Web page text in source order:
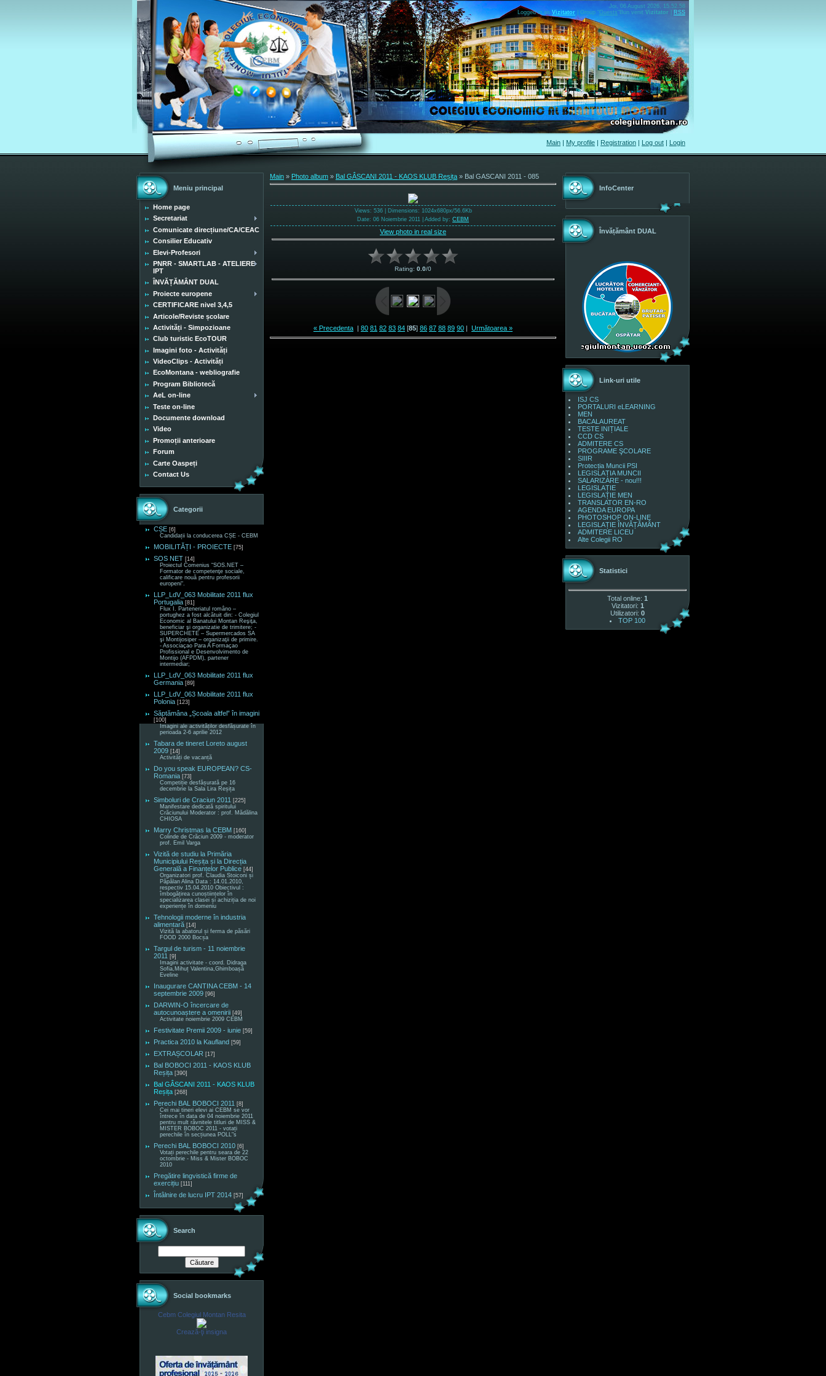
Joi, 06 August 2026, 15.52.58
Logged in as Vizitator Group "Guests" Bun venit Vizitator RSS
Main | My profile | Registration | Log out | Login
Meniu principal
Home page
Secretariat
Comunicate direcțiune/CA/CEAC
Consilier Educativ
Elevi-Profesori
PNRR - SMARTLAB - ATELIERE
IPT
ÎNVĂȚĂMÂNT DUAL
Proiecte europene
CERTIFICARE nivel 3,4,5
Articole/Reviste școlare
Activități - Simpozioane
Club turistic EcoTOUR
Imagini foto - Activități
VideoClips - Activități
EcoMontana - webliografie
Program Bibliotecă
AeL on-line
Teste on-line
Documente download
Video
Promoții anterioare
Forum
Carte Oaspeți
Contact Us
Categorii
CȘE [6]
Candidații la conducerea CȘE - CEBM
MOBILITĂȚI - PROIECTE [75]
SOS NET [14]
Proiectul Comenius “SOS.NET –
Formator de competenţe sociale,
calificare nouă pentru profesorii
europeni“.
LLP_LdV_063 Mobilitate 2011 flux
Portugalia [81]
Flux I. Parteneriatul româno –
portughez a fost alcătuit din: - Colegiul
Economic al Banatului Montan Reşiţa,
beneficiar şi organizatie de trimitere; -
SUPERCHETE – Supermercados SA
şi Montijosiper – organizaţii de primire.
- Associaçao Para A Formaçao
Profissional e Desenvolvimento de
Montijo (AFPDM), partener
intermediar;
LLP_LdV_063 Mobilitate 2011 flux
Germania [89]
LLP_LdV_063 Mobilitate 2011 flux
Polonia [123]
Săptămâna „Școala altfel” în imagini
[100]
Imagini ale activităților desfășurate în
perioada 2-6 aprilie 2012
Tabara de tineret Loreto august
2009 [14]
Activități de vacanță
Do you speak EUROPEAN? CS-
Romania [73]
Competiție desfășurată pe 16
decembrie la Sala Lira Reșița
Simboluri de Craciun 2011 [225]
Manifestare dedicată spiritului
Crăciunului Moderator : prof. Mădălina
CHIOSA
Marry Christmas la CEBM [160]
Colinde de Crăciun 2009 - moderator
prof. Emil Varga
Vizită de studiu la Primăria
Municipiului Reșița și la Direcția
Generală a Finanțelor Publice [44]
Organizatori prof. Claudia Stoiconi și
Păpălan Alina Data : 14.01.2010,
respectiv 15.04.2010 Obiectivul :
îmbogățirea cunoștiințelor în
specializarea clasei și achiziția de noi
experiențe în domeniu
Tehnologii moderne în industria
alimentară [14]
Vizită la abatorul și ferma de păsări
FOOD 2000 Bocșa
Targul de turism - 11 noiembrie
2011 [9]
Imagini activitate - coord. Didraga
Sofia,Mihuț Valentina,Ghimboașă
Eveline
Inaugurare CANTINA CEBM - 14
septembrie 2009 [96]
DARWIN-O încercare de
autocunoaștere a omenirii [49]
Activitate noiembrie 2009 CEBM
Festivitate Premii 2009 - iunie [59]
Practica 2010 la Kaufland [59]
EXTRAȘCOLAR [17]
Bal BOBOCI 2011 - KAOS KLUB
Reșița [390]
Bal GÂSCANI 2011 - KAOS KLUB
Reșița [268]
Perechi BAL BOBOCI 2011 [8]
Cei mai tineri elevi ai CEBM se vor
întrece în data de 04 noiembrie 2011
pentru mult râvnitele titluri de MISS &
MISTER BOBOC 2011 - votați
perechile în secțiunea POLL"s
Perechi BAL BOBOCI 2010 [6]
Votați perechile pentru seara de 22
octombrie - Miss & Mister BOBOC
2010
Pregătire lingvistică firme de
exercițiu [111]
Întâlnire de lucru IPT 2014 [57]
Search
Social bookmarks
Cebm Colegiul Montan Resita
Crează-ţi insigna
Main » Photo album » Bal GÂSCANI 2011 - KAOS KLUB Reșița » Bal GASCANI 2011 - 085
Views: 536 | Dimensions: 1024x680px/56.6Kb
Date: 06 Noiembrie 2011 | Added by: CEBM
View photo in real size
Rating: 0.0/0
« Precedenta | 80 81 82 83 84 [85] 86 87 88 89 90 | Următoarea »
InfoCenter
Învățământ DUAL
Link-uri utile
ISJ CS
PORTALURI eLEARNING
MEN
BACALAUREAT
TESTE INIȚIALE
CCD CS
ADMITERE CS
PROGRAME ŞCOLARE
SIIIR
Protecția Muncii PSI
LEGISLAȚIA MUNCII
SALARIZARE - nou!!!
LEGISLAȚIE
LEGISLAȚIE MEN
TRANSLATOR EN-RO
AGENDA EUROPA
PHOTOSHOP ON-LINE
LEGISLAȚIE ÎNVĂȚĂMÂNT
ADMITERE LICEU
Alte Colegii RO
Statistici
Total online: 1
Vizitatori: 1
Utilizatori: 0
TOP 100